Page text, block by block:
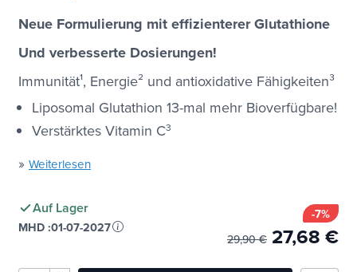
Neue Formulierung mit effizienterer Glutathione
Und verbesserte Dosierungen!
Immunität¹, Energie² und antioxidative Fähigkeiten³
Liposomal Glutathion 13-mal mehr Bioverfügbare!
Verstärktes Vitamin C3
» Weiterlesen
Auf Lager
MHD :01-07-2027
-7%
29,90 € 27,68 €